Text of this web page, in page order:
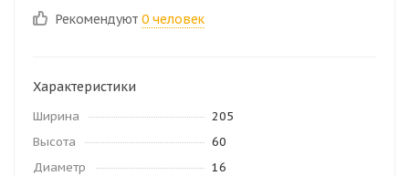
Рекомендуют 0 человек
Характеристики
Ширина
205
Высота
60
Диаметр
16